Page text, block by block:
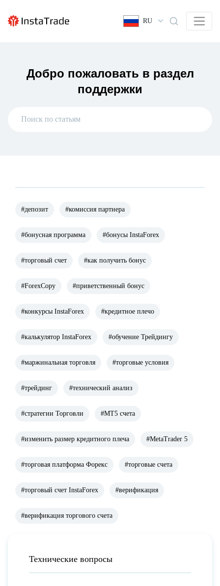
RU
Добро пожаловать в раздел
поддержки
#депозит #комиссия партнера
#бонусная программа #бонусы InstaForex
#торговый счет #как получить бонус
#ForexCopy #приветственный бонус
#конкурсы InstaForex #кредитное плечо
#калькулятор InstaForex #обучение Трейдингу
#маржинальная торговля #торговые условия
#трейдинг #технический анализ
#стратегии Торговли #МТ5 счета
#изменить размер кредитного плеча #MetaTrader 5
#торговая платформа Форекс #торговые счета
#торговый счет InstaForex #верификация
#верификация торгового счета
Технические вопросы